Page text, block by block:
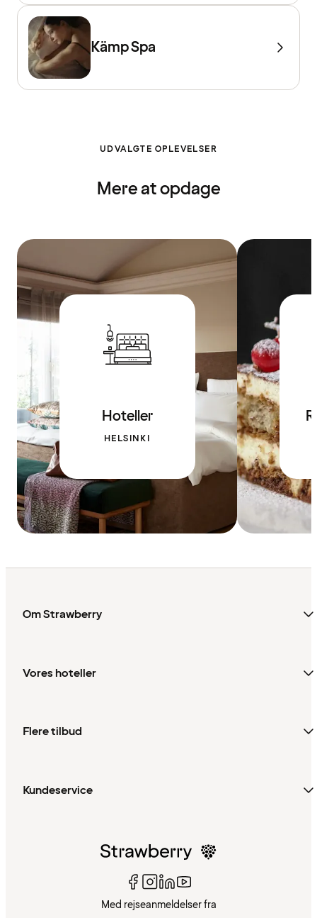
Kämp Spa
UDVALGTE OPLEVELSER
Mere at opdage
Hoteller
HELSINKI
Om Strawberry
Vores hoteller
Flere tilbud
Kundeservice
Med rejseanmeldelser fra